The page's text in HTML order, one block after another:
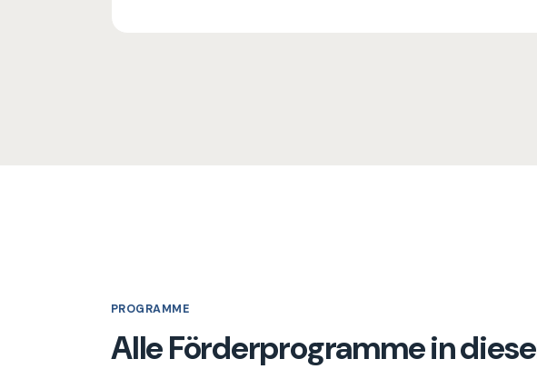
PROGRAMME
Alle Förderprogramme in